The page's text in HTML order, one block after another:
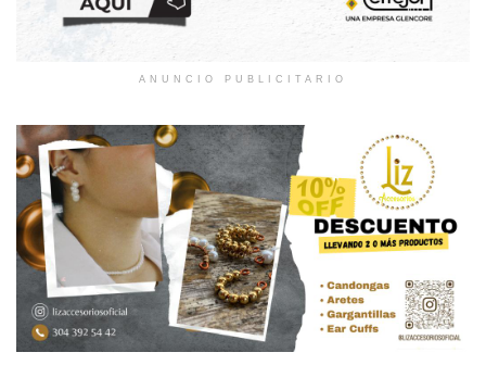
ANUNCIO PUBLICITARIO